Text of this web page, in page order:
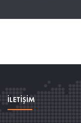
İLETİŞİM